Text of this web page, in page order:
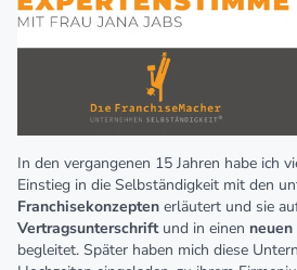
In den vergangenen 15 Jahren habe ich
Einstieg in die Selbständigkeit mit den
Franchisekonzepten erläutert und sie
Vertragsunterschrift und in einen neuen
begleitet. Später haben mich diese